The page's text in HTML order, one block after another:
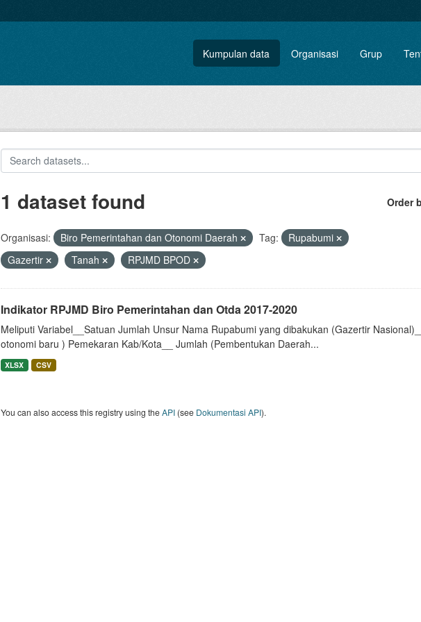
Kumpulan data Organisasi Grup
Order
1 dataset found
Organisasi: Biro Pemerintahan dan Otonomi Daerah Tag:
Rupabumi
Gazertir
Tanah RPJMD BPOD
Indikator RPJMD Biro Pemerintahan dan Otda 2017-2020
Meliputi Variabel__Satuan Jumlah Unsur Nama Rupabumi yang dibakukan (Gazertir
otonomi baru ) Pemekaran Kab/Kota__ Jumlah (Pembentukan Daerah...
XLSX CSV
You can also access this registry using theAPI(see Dokumentasi API).